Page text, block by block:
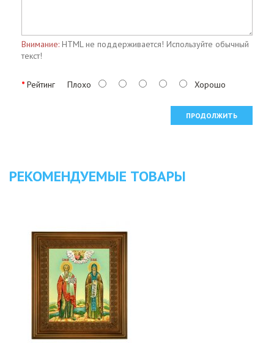
Внимание: HTML не поддерживается! Используйте обычный
текст!
Рейтинг Плохо Хорошо
ПРОДОЛЖИТЬ
РЕКОМЕНДУЕМЫЕ ТОВАРЫ